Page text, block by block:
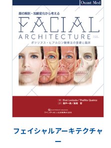
フェイシャルアーキテクチャ
ー